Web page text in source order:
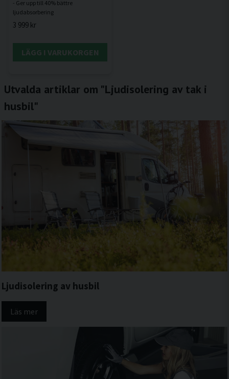
- Ger upp till 40% bättre
3 999 kr
LÄGG I VARUKORGEN
Utvalda artiklar om "Ljudisolering av tak i
husbil"
Ljudisolering av husbil
Läs mer